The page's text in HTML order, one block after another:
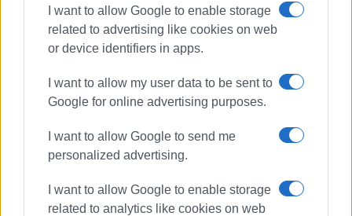
I want to allow Google to enable storage
related to advertising like cookies on web
or device identifiers in apps.
I want to allow my user data to be sent to
Google for online advertising purposes.
I want to allow Google to send me
personalized advertising.
I want to allow Google to enable storage
related to analytics like cookies on web
Παρά τις έντονες και συνεχείς πιέσεις του Συλλόγου
Γονέων και Κηδεμόνων για την αποκατάσταση των
ζημιών, οι εκκλήσεις των αρμοδίων φορέων της
τη στιγμή του συμβάντος.